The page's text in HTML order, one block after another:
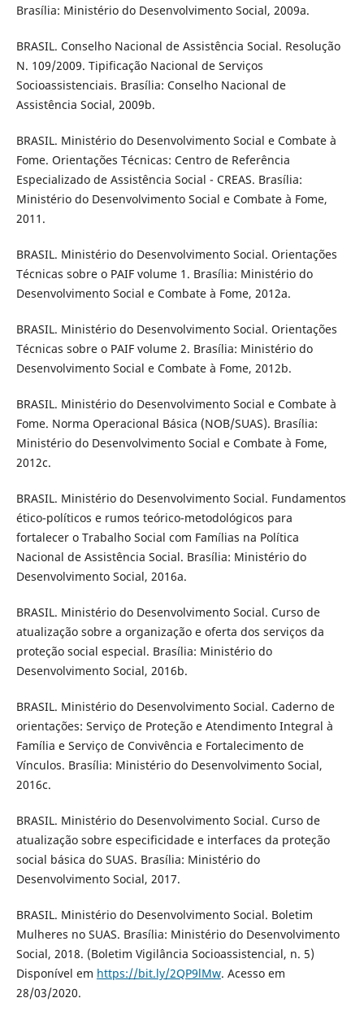
Brasília: Ministério do Desenvolvimento Social, 2009a.
BRASIL. Conselho Nacional de Assistência Social. Resolução
N. 109/2009. Tipificação Nacional de Serviços
Socioassistenciais. Brasília: Conselho Nacional de
Assistência Social, 2009b.
BRASIL. Ministério do Desenvolvimento Social e Combate à
Fome. Orientações Técnicas: Centro de Referência
Especializado de Assistência Social - CREAS. Brasília:
Ministério do Desenvolvimento Social e Combate à Fome,
2011.
BRASIL. Ministério do Desenvolvimento Social. Orientações
Técnicas sobre o PAIF volume 1. Brasília: Ministério do
Desenvolvimento Social e Combate à Fome, 2012a.
BRASIL. Ministério do Desenvolvimento Social. Orientações
Técnicas sobre o PAIF volume 2. Brasília: Ministério do
Desenvolvimento Social e Combate à Fome, 2012b.
BRASIL. Ministério do Desenvolvimento Social e Combate à
Fome. Norma Operacional Básica (NOB/SUAS). Brasília:
Ministério do Desenvolvimento Social e Combate à Fome,
2012c.
BRASIL. Ministério do Desenvolvimento Social. Fundamentos
ético-políticos e rumos teórico-metodológicos para
fortalecer o Trabalho Social com Famílias na Política
Nacional de Assistência Social. Brasília: Ministério do
Desenvolvimento Social, 2016a.
BRASIL. Ministério do Desenvolvimento Social. Curso de
atualização sobre a organização e oferta dos serviços da
proteção social especial. Brasília: Ministério do
Desenvolvimento Social, 2016b.
BRASIL. Ministério do Desenvolvimento Social. Caderno de
orientações: Serviço de Proteção e Atendimento Integral à
Família e Serviço de Convivência e Fortalecimento de
Vínculos. Brasília: Ministério do Desenvolvimento Social,
2016c.
BRASIL. Ministério do Desenvolvimento Social. Curso de
atualização sobre especificidade e interfaces da proteção
social básica do SUAS. Brasília: Ministério do
Desenvolvimento Social, 2017.
BRASIL. Ministério do Desenvolvimento Social. Boletim
Mulheres no SUAS. Brasília: Ministério do Desenvolvimento
Social, 2018. (Boletim Vigilância Socioassistencial, n. 5)
Disponível em https://bit.ly/2QP9lMw. Acesso em
28/03/2020.